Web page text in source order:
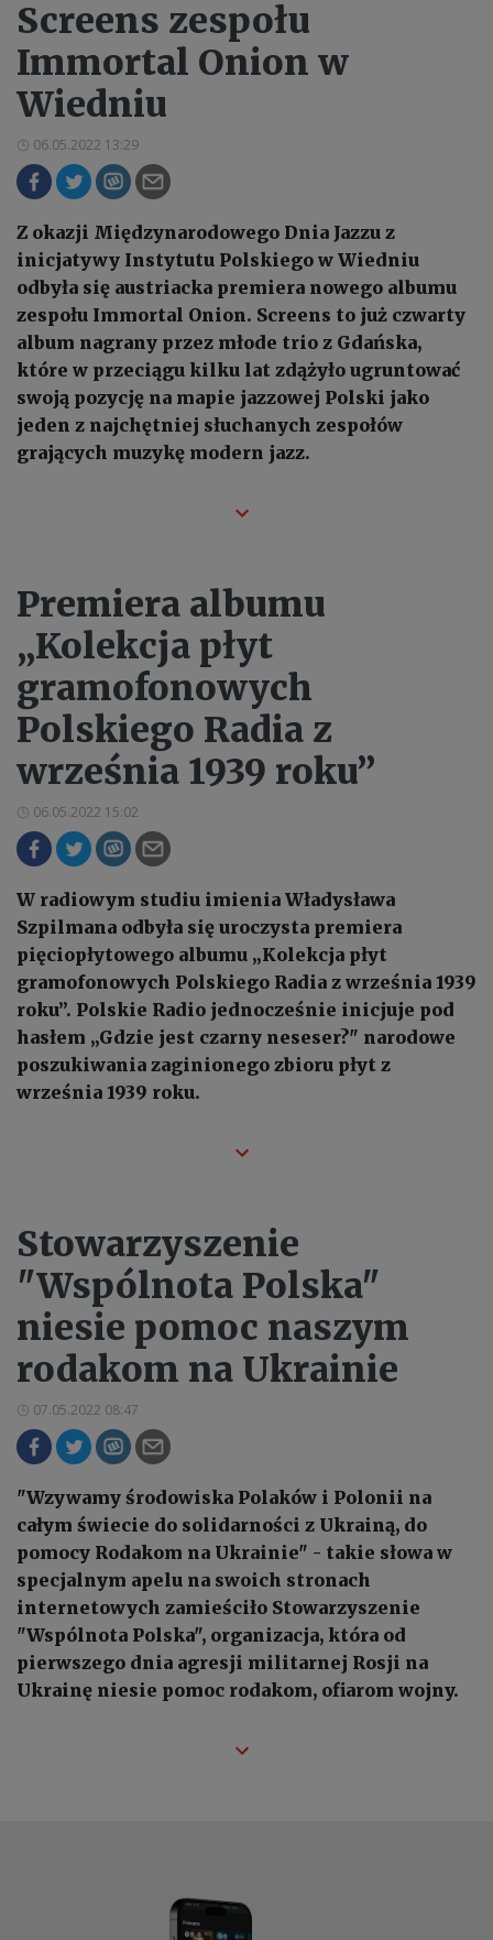
Screens zespołu
Immortal Onion w
Wiedniu
06.05.2022 13:29
Z okazji Międzynarodowego Dnia Jazzu z
inicjatywy Instytutu Polskiego w Wiedniu
odbyła się austriacka premiera nowego albumu
zespołu Immortal Onion. Screens to już czwarty
album nagrany przez młode trio z Gdańska,
które w przeciągu kilku lat zdążyło ugruntować
swoją pozycję na mapie jazzowej Polski jako
jeden z najchętniej słuchanych zespołów
grających muzykę modern jazz.
Premiera albumu
„Kolekcja płyt
gramofonowych
Polskiego Radia z
września 1939 roku”
06.05.2022 15:02
W radiowym studiu imienia Władysława
Szpilmana odbyła się uroczysta premiera
pięciopłytowego albumu „Kolekcja płyt
gramofonowych Polskiego Radia z września 1939
roku”. Polskie Radio jednocześnie inicjuje pod
hasłem „Gdzie jest czarny neseser?" narodowe
poszukiwania zaginionego zbioru płyt z
września 1939 roku.
Stowarzyszenie
"Wspólnota Polska"
niesie pomoc naszym
rodakom na Ukrainie
07.05.2022 08:47
"Wzywamy środowiska Polaków i Polonii na
całym świecie do solidarności z Ukrainą, do
pomocy Rodakom na Ukrainie" - takie słowa w
specjalnym apelu na swoich stronach
internetowych zamieściło Stowarzyszenie
"Wspólnota Polska", organizacja, która od
pierwszego dnia agresji militarnej Rosji na
Ukrainę niesie pomoc rodakom, ofiarom wojny.